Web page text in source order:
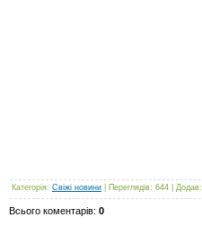
Категорія: Свіжі новини Переглядів: 644 Додав:
Всього коментарів: 0